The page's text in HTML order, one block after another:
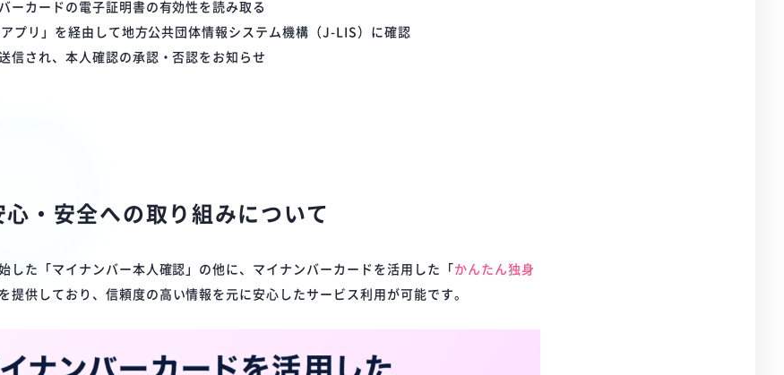
ーカードの電子証明書の有効性を読み取る
プリ」を経由して地方公共団体情報システム機構（J-LIS）に確認
信され、本人確認の承認・否認をお知らせ
心・安全への取り組みについて
した「マイナンバー本人確認」の他に、マイナンバーカードを活用した「 かんたん独身
提供しており、信頼度の高い情報を元に安心したサービス利用が可能です。